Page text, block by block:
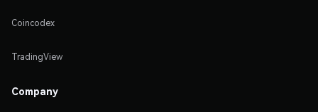
Coincodex
TradingView
Company